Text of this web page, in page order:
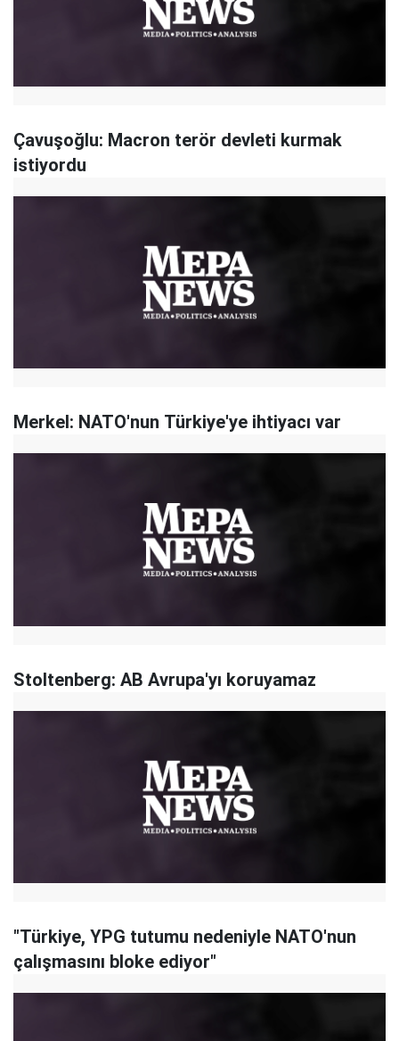
Çavuşoğlu: Macron terör devleti kurmak
istiyordu
Merkel: NATO'nun Türkiye'ye ihtiyacı var
Stoltenberg: AB Avrupa'yı koruyamaz
"Türkiye, YPG tutumu nedeniyle NATO'nun
çalışmasını bloke ediyor"